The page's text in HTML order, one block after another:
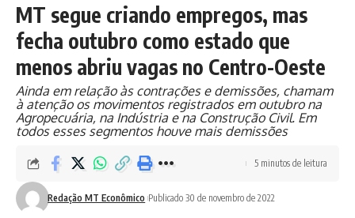
MT segue criando empregos, mas
fecha outubro como estado que
menos abriu vagas no Centro-Oeste
Ainda em relação às contrações e demissões, chamam
à atenção os movimentos registrados em outubro na
Agropecuária, na Indústria e na Construção Civil. Em
todos esses segmentos houve mais demissões
Redação MT Econômico Publicado 30 de novembro de 2022
5 minutos de leitura